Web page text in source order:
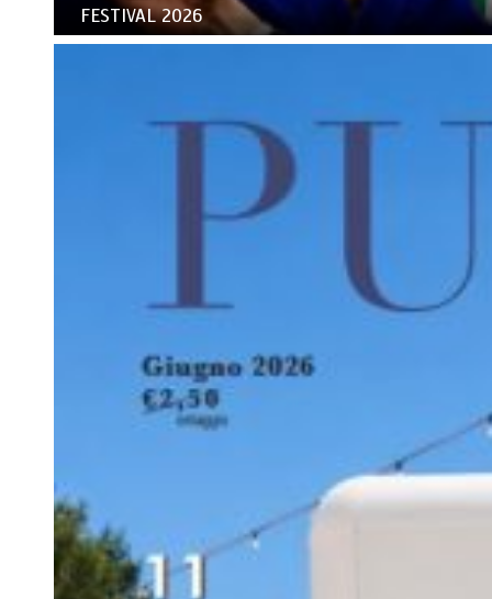
FESTIVAL 2026